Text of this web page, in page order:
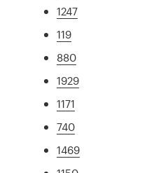
1247
119
880
1929
1171
740
1469